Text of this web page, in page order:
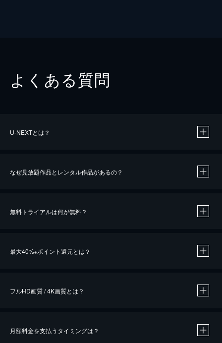
よくある質問
U-NEXTとは？
なぜ見放題作品とレンタル作品があるの？
無料トライアルは何が無料？
最大40%※ポイント還元とは？
※40％ポイント還元の対象は、クレジットカード決済による作品の購入 / レンタルです。
フルHD画質 / 4K画質とは？
月額料金を支払うタイミングは？